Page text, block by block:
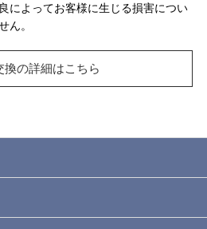
によってお客様に生じる損害につい
ん。
換の詳細はこちら